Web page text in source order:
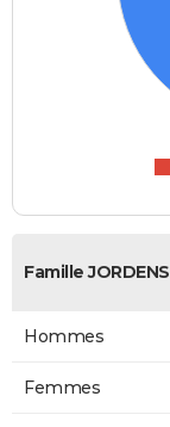
Famille JORDENS
Hommes
Femmes